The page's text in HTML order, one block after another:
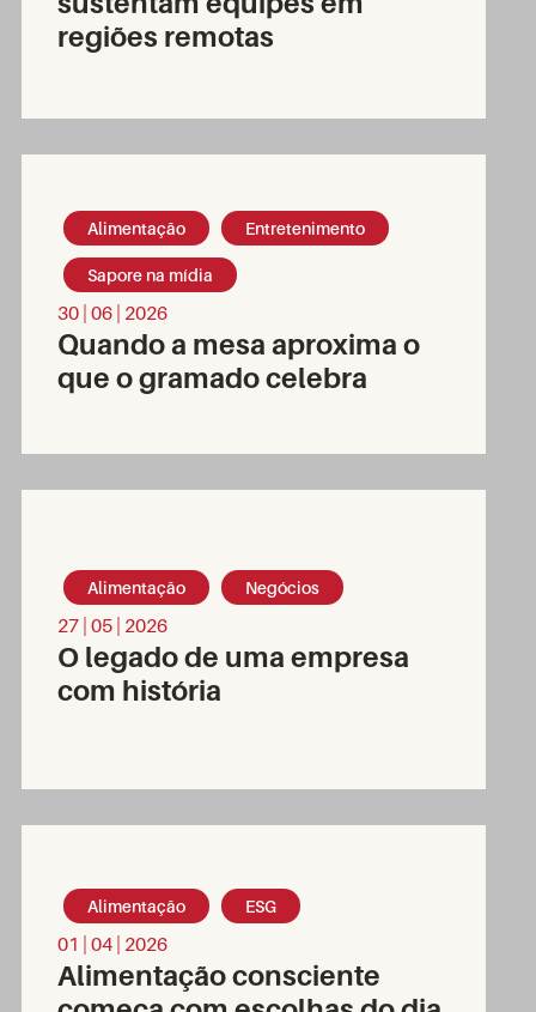
regiões remotas
Alimentação Entretenimento
Sapore na mídia
30 | 06 | 2026
Quando a mesa aproxima o
que o gramado celebra
Alimentação Negócios
27 | 05 | 2026
O legado de uma empresa
com história
Alimentação ESG
01 | 04 | 2026
Alimentação consciente